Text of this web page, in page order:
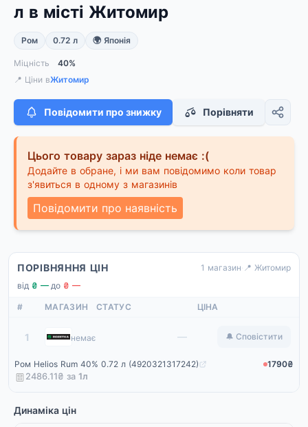
л в місті Житомир
Ром 0.72 л 🌍 Японія
Міцність
40%
📍 Ціни вЖитомир
Повідомити про знижку Порівняти
Цього товару зараз ніде немає :(
Додайте в обране, і ми вам повідомимо коли товар
з'явиться в одному з магазинів
Повідомити про наявність
ПОРІВНЯННЯ ЦІН 1 магазин· 📍 Житомир
від ₴ —·до ₴ —
# МАГАЗИН СТАТУС ЦІНА
1 Rozetka
немає — 🔔 Сповістити
Ром Helios Rum 40% 0.72 л (4920321317242)
1790₴
2486.11₴ за 1л
Динаміка цін